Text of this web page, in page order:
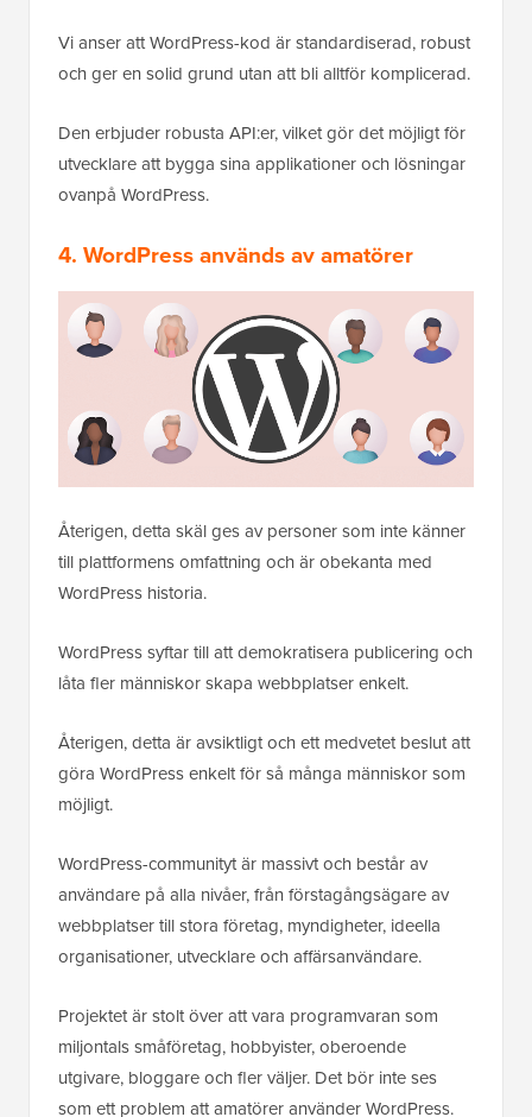
Vi anser att WordPress-kod är standardiserad, robust
och ger en solid grund utan att bli alltför komplicerad.
Den erbjuder robusta API:er, vilket gör det möjligt för
utvecklare att bygga sina applikationer och lösningar
ovanpå WordPress.
4. WordPress används av amatörer
Återigen, detta skäl ges av personer som inte känner
till plattformens omfattning och är obekanta med
WordPress historia.
WordPress syftar till att demokratisera publicering och
låta fler människor skapa webbplatser enkelt.
Återigen, detta är avsiktligt och ett medvetet beslut att
göra WordPress enkelt för så många människor som
möjligt.
WordPress-communityt är massivt och består av
användare på alla nivåer, från förstagångsägare av
webbplatser till stora företag, myndigheter, ideella
organisationer, utvecklare och affärsanvändare.
Projektet är stolt över att vara programvaran som
miljontals småföretag, hobbyister, oberoende
utgivare, bloggare och fler väljer. Det bör inte ses
som ett problem att amatörer använder WordPress.